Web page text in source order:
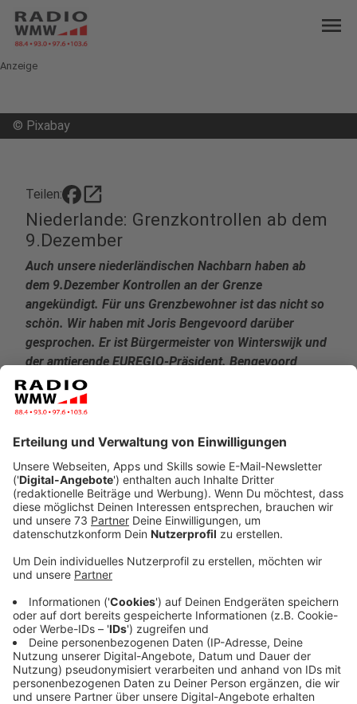
menu
Anzeige
© Pixabay
Teilen: open_in_new
Niederlande: Grenzkontrollen ab dem
9.Dezember
Auch unsere niederländischen Nachbarn haben ab
dem 9.Dezember Kontrollen an der Grenze
angekündigt. Für uns Grenzbewohner ist das nicht so
schön. Wir haben mit Joris Bengevoord darüber
gesprochen. Er ist Bürgermeister von Winterswijk und
der amtierende EUREGIO-Präsident. Bengevoord
glaubt nicht, dass die Kontrollen viel bringen, weil
nicht überall kontrolliert werden kann. Außerdem seien
Grenzkontrollen insgesamt keine gute Idee im
gemeinsamen Europa.
Veröffentlicht:Freitag, 22.11.2024 17:17
Anzeige
Grenzkontrollen kein gutes Signal
Anzeige
Aktuell gibt es ja schon Grenzkontrollen auf deutscher
Seite und die führen z.B. an der A30 zu längeren Staus,
hat uns Bengevoord gesagt. Das sei sowohl für die